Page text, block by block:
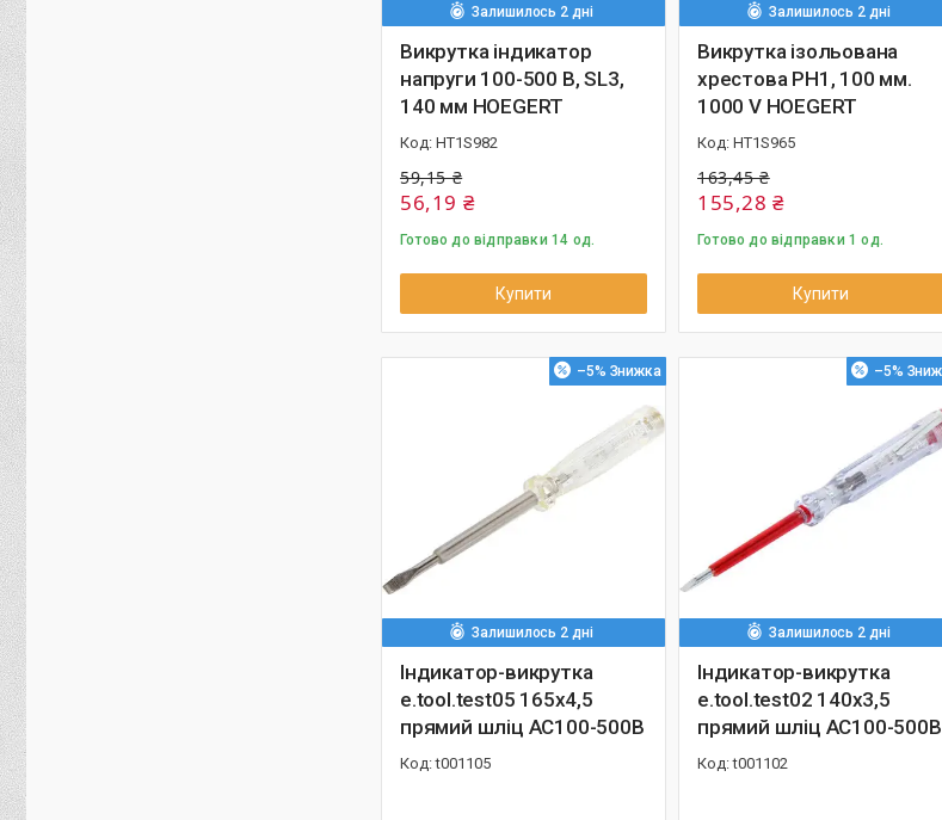
Залишилось 2 дні
Викрутка індикатор
напруги 100-500 В, SL3,
140 мм HOEGERT
HT1S982
59,15 ₴
56,19 ₴
Готово до відправки 14 од.
Купити
Залишилось 2 дні
Викрутка ізольована
хрестова PH1, 100 мм.
1000 V HOEGERT
HT1S965
163,45 ₴
155,28 ₴
Готово до відправки 1 од.
Купити
–5%
Залишилось 2 дні
Індикатор-викрутка
e.tool.test05 165х4,5
прямий шліц АС100-500В
t001105
–5%
Залишилось 2 дні
Індикатор-викрутка
e.tool.test02 140х3,5
прямий шліц АС100-500В
t001102